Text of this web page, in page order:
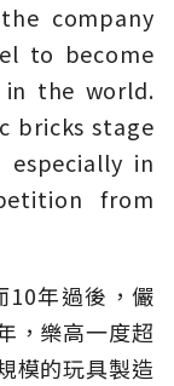
company
to become
the world.
bricks stage
in
from
10年過後，儼
，樂高一度超
模的玩具製造